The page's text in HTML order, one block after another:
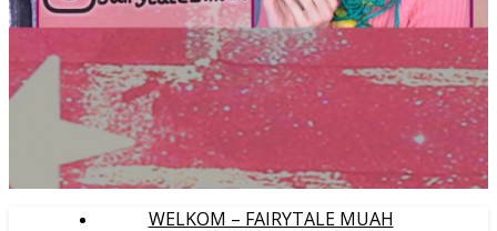
WELKOM – FAIRYTALE MUAH